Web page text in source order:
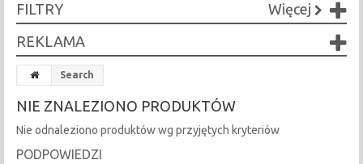
FILTRY
Więcej
REKLAMA
Search
NIE ZNALEZIONO PRODUKTÓW
Nie odnaleziono produktów wg przyjętych kryteriów
PODPOWIEDZI